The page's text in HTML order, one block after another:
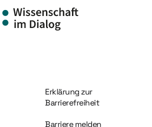
Information und Service
Erklärung zur
Barrierefreiheit
Barriere melden